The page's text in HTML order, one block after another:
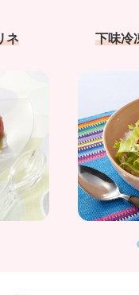
ネ 下味冷